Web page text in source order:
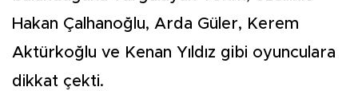
Hakan Çalhanoğlu, Arda Güler, Kerem
Aktürkoğlu ve Kenan Yıldız gibi oyunculara
dikkat çekti.